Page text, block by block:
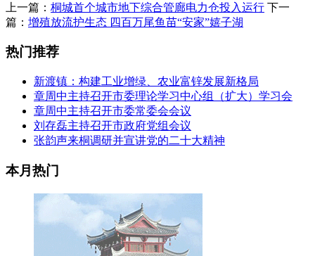
上一篇： 桐城首个城市地下综合管廊电力仓投入运行 下一
篇： 增殖放流护生态 四百万尾鱼苗“安家”嬉子湖
热门推荐
新渡镇：构建工业增绿、农业富锌发展新格局
章周中主持召开市委理论学习中心组（扩大）学习会
章周中主持召开市委常委会会议
刘存磊主持召开市政府党组会议
张韵声来桐调研并宣讲党的二十大精神
本月热门